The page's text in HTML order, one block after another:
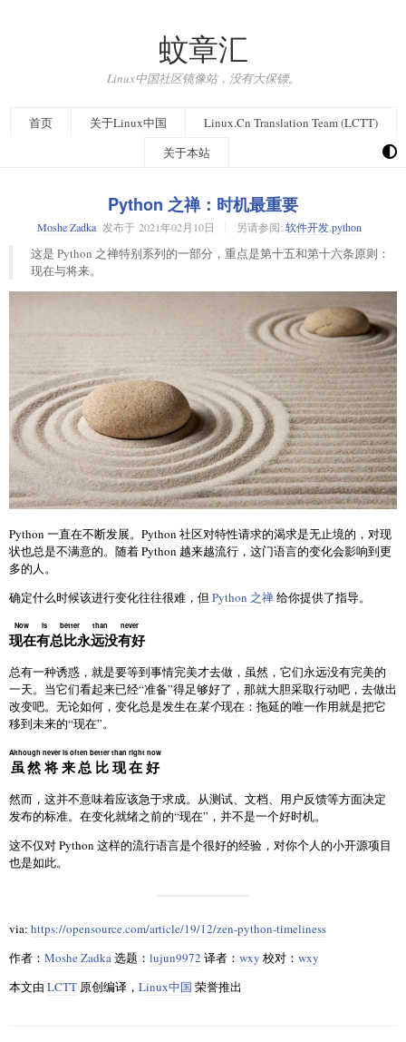
蚊章汇
Linux中国社区镜像站，没有大保镖。
首页 关于Linux中国
Linux.Cn Translation Team (LCTT)
关于本站
Python 之禅：时机最重要
Moshe Zadka 发布于 2021年02月10日 另请参阅: 软件开发python
这是 Python 之禅特别系列的一部分，重点是第十五和第十六条原则：
现在与将来。
Python 一直在不断发展。Python 社区对特性请求的渴求是无止境的，对现
状也总是不满意的。随着 Python 越来越流行，这门语言的变化会影响到更
多的人。
确定什么时候该进行变化往往很难，但 Python 之禅给你提供了指导。
现在有总比永远没有好
Now is better than never
总有一种诱惑，就是要等到事情完美才去做，虽然，它们永远没有完美的
一天。当它们看起来已经“准备”得足够好了，那就大胆采取行动吧，去做出
改变吧。无论如何，变化总是发生在某个现在：拖延的唯一作用就是把它
移到未来的“现在”。
虽然将来总比现在好
Although never is often better than right now
然而，这并不意味着应该急于求成。从测试、文档、用户反馈等方面决定
发布的标准。在变化就绪之前的“现在”，并不是一个好时机。
这不仅对 Python 这样的流行语言是个很好的经验，对你个人的小开源项目
也是如此。
via: https://opensource.com/article/19/12/zen-python-timeliness
作者： Moshe Zadka选题： lujun9972 译者： wxy 校对： wxy
本文由 LCTT 原创编译， Linux中国 荣誉推出